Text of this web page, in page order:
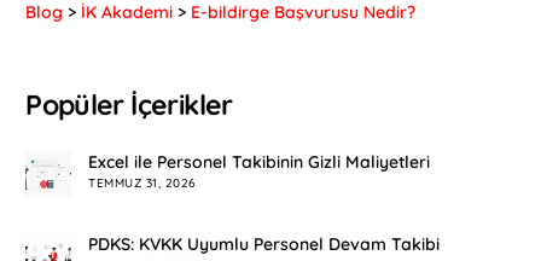
Blog > İK Akademi > E-bildirge Başvurusu Nedir?
Popüler İçerikler
Excel ile Personel Takibinin Gizli Maliyetleri
TEMMUZ 31, 2026
PDKS: KVKK Uyumlu Personel Devam Takibi